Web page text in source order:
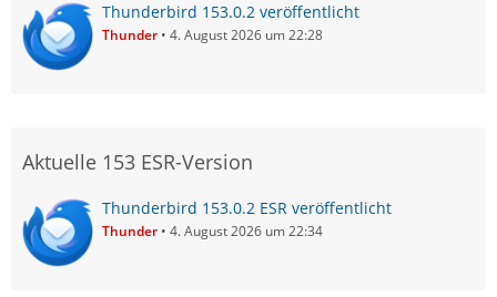
Thunderbird 153.0.2 veröffentlicht
Thunder 4. August 2026 um 22:28
Aktuelle 153 ESR-Version
Thunderbird 153.0.2 ESR veröffentlicht
Thunder 4. August 2026 um 22:34